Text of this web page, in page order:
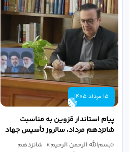
15 مرداد 1405
پیام استاندار قزوین به مناسبت
شانزدهم مرداد، سالروز تأسیس جهاد
دانشگاهی
«بسم‌الله الرحمن الرحیم» شانزدهم